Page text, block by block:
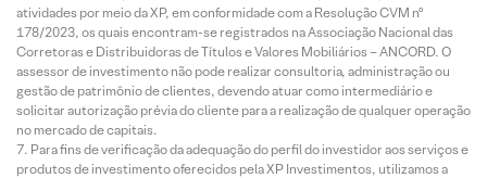
atividades por meio da XP, em conformidade com a Resolução CVM nº
178/2023, os quais encontram-se registrados na Associação Nacional das
Corretoras e Distribuidoras de Títulos e Valores Mobiliários – ANCORD. O
assessor de investimento não pode realizar consultoria, administração ou
gestão de patrimônio de clientes, devendo atuar como intermediário e
solicitar autorização prévia do cliente para a realização de qualquer operação
no mercado de capitais.
Para fins de verificação da adequação do perfil do investidor aos serviços e
produtos de investimento oferecidos pela XP Investimentos, utilizamos a